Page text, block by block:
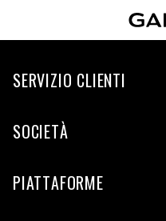
SERVIZIO CLIENTI
SOCIETÀ
PIATTAFORME